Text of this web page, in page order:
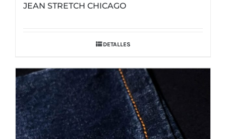
JEAN STRETCH CHICAGO
DETALLES